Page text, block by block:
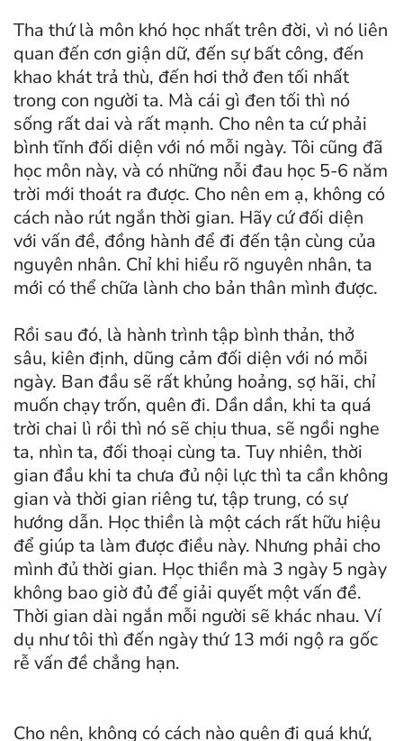
Tha thứ là môn khó học nhất trên đời, vì nó liên
quan đến cơn giận dữ, đến sự bất công, đến
khao khát trả thù, đến hơi thở đen tối nhất
trong con người ta. Mà cái gì đen tối thì nó
sống rất dai và rất mạnh. Cho nên ta cứ phải
bình tĩnh đối diện với nó mỗi ngày. Tôi cũng đã
học môn này, và có những nỗi đau học 5-6 năm
trời mới thoát ra được. Cho nên em ạ, không có
cách nào rút ngắn thời gian. Hãy cứ đối diện
với vấn đề, đồng hành để đi đến tận cùng của
nguyên nhân. Chỉ khi hiểu rõ nguyên nhân, ta
mới có thể chữa lành cho bản thân mình được.
Rồi sau đó, là hành trình tập bình thản, thở
sâu, kiên định, dũng cảm đối diện với nó mỗi
ngày. Ban đầu sẽ rất khủng hoảng, sợ hãi, chỉ
muốn chạy trốn, quên đi. Dần dần, khi ta quá
trời chai lì rồi thì nó sẽ chịu thua, sẽ ngồi nghe
ta, nhìn ta, đối thoại cùng ta. Tuy nhiên, thời
gian đầu khi ta chưa đủ nội lực thì ta cần không
gian và thời gian riêng tư, tập trung, có sự
hướng dẫn. Học thiền là một cách rất hữu hiệu
để giúp ta làm được điều này. Nhưng phải cho
mình đủ thời gian. Học thiền mà 3 ngày 5 ngày
không bao giờ đủ để giải quyết một vấn đề.
Thời gian dài ngắn mỗi người sẽ khác nhau. Ví
dụ như tôi thì đến ngày thứ 13 mới ngộ ra gốc
rễ vấn đề chẳng hạn.
Cho nên, không có cách nào quên đi quá khứ,